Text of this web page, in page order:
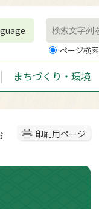
ページ検索
まちづくり・環境
印刷用ページ